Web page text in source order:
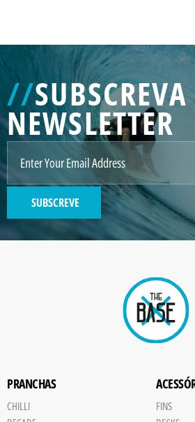
//
NEWSLETTER
SUBSCREVE
PRANCHAS
CHILLI
FINS